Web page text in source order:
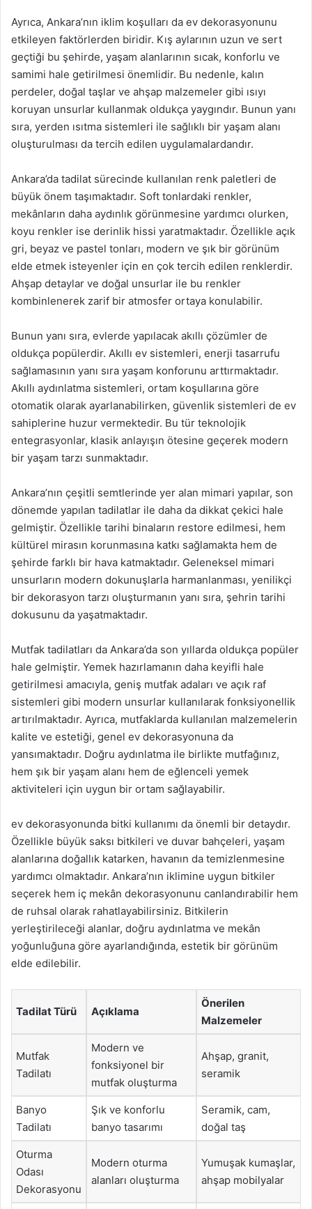
Ayrıca, Ankara’nın iklim koşulları da ev dekorasyonunu
etkileyen faktörlerden biridir. Kış aylarının uzun ve sert
geçtiği bu şehirde, yaşam alanlarının sıcak, konforlu ve
samimi hale getirilmesi önemlidir. Bu nedenle, kalın
perdeler, doğal taşlar ve ahşap malzemeler gibi ısıyı
koruyan unsurlar kullanmak oldukça yaygındır. Bunun yanı
sıra, yerden ısıtma sistemleri ile sağlıklı bir yaşam alanı
oluşturulması da tercih edilen uygulamalardandır.
Ankara’da tadilat sürecinde kullanılan renk paletleri de
büyük önem taşımaktadır. Soft tonlardaki renkler,
mekânların daha aydınlık görünmesine yardımcı olurken,
koyu renkler ise derinlik hissi yaratmaktadır. Özellikle açık
gri, beyaz ve pastel tonları, modern ve şık bir görünüm
elde etmek isteyenler için en çok tercih edilen renklerdir.
Ahşap detaylar ve doğal unsurlar ile bu renkler
kombinlenerek zarif bir atmosfer ortaya konulabilir.
Bunun yanı sıra, evlerde yapılacak akıllı çözümler de
oldukça popülerdir. Akıllı ev sistemleri, enerji tasarrufu
sağlamasının yanı sıra yaşam konforunu arttırmaktadır.
Akıllı aydınlatma sistemleri, ortam koşullarına göre
otomatik olarak ayarlanabilirken, güvenlik sistemleri de ev
sahiplerine huzur vermektedir. Bu tür teknolojik
entegrasyonlar, klasik anlayışın ötesine geçerek modern
bir yaşam tarzı sunmaktadır.
Ankara’nın çeşitli semtlerinde yer alan mimari yapılar, son
dönemde yapılan tadilatlar ile daha da dikkat çekici hale
gelmiştir. Özellikle tarihi binaların restore edilmesi, hem
kültürel mirasın korunmasına katkı sağlamakta hem de
şehirde farklı bir hava katmaktadır. Geleneksel mimari
unsurların modern dokunuşlarla harmanlanması, yenilikçi
bir dekorasyon tarzı oluşturmanın yanı sıra, şehrin tarihi
dokusunu da yaşatmaktadır.
Mutfak tadilatları da Ankara’da son yıllarda oldukça popüler
hale gelmiştir. Yemek hazırlamanın daha keyifli hale
getirilmesi amacıyla, geniş mutfak adaları ve açık raf
sistemleri gibi modern unsurlar kullanılarak fonksiyonellik
artırılmaktadır. Ayrıca, mutfaklarda kullanılan malzemelerin
kalite ve estetiği, genel ev dekorasyonuna da
yansımaktadır. Doğru aydınlatma ile birlikte mutfağınız,
hem şık bir yaşam alanı hem de eğlenceli yemek
aktiviteleri için uygun bir ortam sağlayabilir.
ev dekorasyonunda bitki kullanımı da önemli bir detaydır.
Özellikle büyük saksı bitkileri ve duvar bahçeleri, yaşam
alanlarına doğallık katarken, havanın da temizlenmesine
yardımcı olmaktadır. Ankara’nın iklimine uygun bitkiler
seçerek hem iç mekân dekorasyonunu canlandırabilir hem
de ruhsal olarak rahatlayabilirsiniz. Bitkilerin
yerleştirileceği alanlar, doğru aydınlatma ve mekân
yoğunluğuna göre ayarlandığında, estetik bir görünüm
elde edilebilir.
Tadilat Türü Açıklama
Önerilen
Malzemeler
Mutfak
Tadilatı
Modern ve
fonksiyonel bir
mutfak oluşturma
Ahşap, granit,
seramik
Banyo
Tadilatı
Şık ve konforlu
banyo tasarımı
Seramik, cam,
doğal taş
Oturma
Odası
Dekorasyonu
Modern oturma
alanları oluşturma
Yumuşak kumaşlar,
ahşap mobilyalar